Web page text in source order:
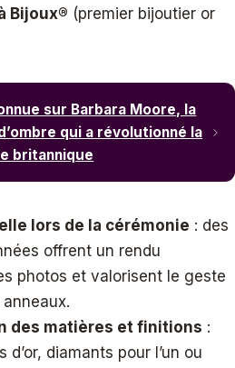
Bijoux® (premier bijoutier or
sur Barbara Moore, la
qui a révolutionné la
britannique
lors de la cérémonie : des
offrent un rendu
photos et valorisent le geste
des matières et finitions :
diamants pour l’un ou